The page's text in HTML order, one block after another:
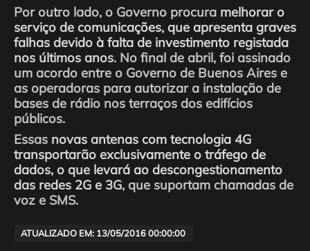
Por outro lado, o Governo procura melhorar o
serviço de comunicações, que apresenta graves
falhas devido à falta de investimento registada
nos últimos anos. No final de abril, foi assinado
um acordo entre o Governo de Buenos Aires e
as operadoras para autorizar a instalação de
bases de rádio nos terraços dos edifícios
públicos.
Essas novas antenas com tecnologia 4G
transportarão exclusivamente o tráfego de
dados, o que levará ao descongestionamento
das redes 2G e 3G, que suportam chamadas de
voz e SMS.
ATUALIZADO EM: 13/05/2016 00:00:00